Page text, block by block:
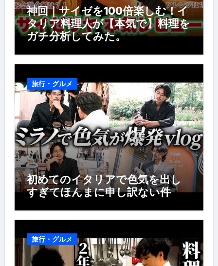
神回｜サイゼを100倍楽しむ！イ
タリア料理人が【本気で】料理を
ガチ分析してみた。
旅行・グルメ
初めてのイタリアで色気を出し
すぎてほんまに申し訳ない件
旅行・グルメ